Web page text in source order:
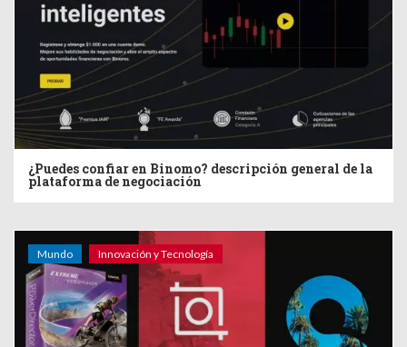
¿Puedes confiar en Binomo? descripción general de la
plataforma de negociación
Mundo Innovación y Tecnología